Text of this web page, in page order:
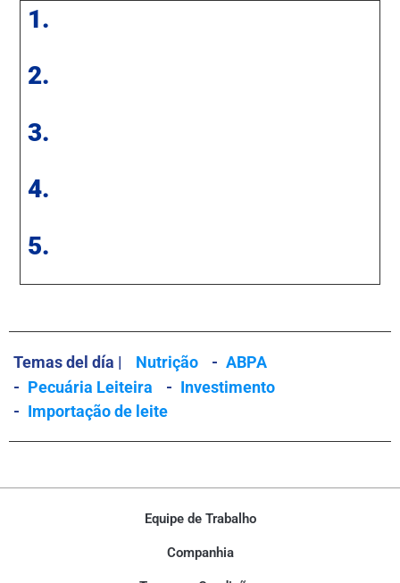
1.
2.
3.
4.
5.
Temas del día | Nutrição - ABPA
- Pecuária Leiteira - Investimento
- Importação de leite
Equipe de Trabalho
Companhia